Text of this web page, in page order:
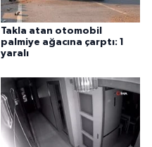
Takla atan otomobil
palmiye ağacına çarptı: 1
yaralı